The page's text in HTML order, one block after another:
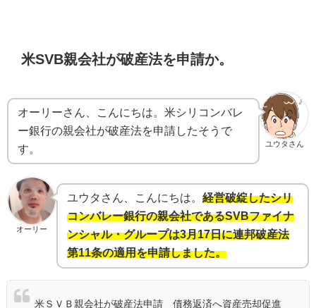
米SVB親会社が破産法を申請か。
ユウタさん
オーリーさん、こんにちは。米シリコンバレ
ー銀行の親会社が破産法を申請したそうで
す。
オーリー
ユウタさん、こんにちは。 経営破綻したシリ
コンバレー銀行の親会社であるSVBファイナ
ンシャル・グループは3月17日に連邦破産法
第11条の適用を申請しました。
米ＳＶＢ親会社が破産法申請 債務返済へ資産売却促進